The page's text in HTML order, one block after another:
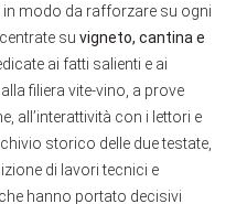
modo da rafforzare su ogni
su vigneto, cantina e
ai fatti salienti e ai
filiera vite-vino, a prove
all’interattività con i lettori e
storico delle due testate,
di lavori tecnici e
hanno portato decisivi